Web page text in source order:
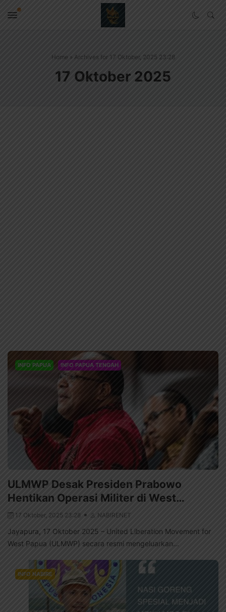
Home » Archives for 17 Oktober, 2025 23:28
17 Oktober 2025
INFO PAPUA INFO PAPUA TENGAH
ULMWP Desak Presiden Prabowo
Hentikan Operasi Militer di West…
17 Oktober, 2025 23:28 NABIRENET
Jayapura, 17 Oktober 2025 – United Liberation Movement for
West Papua (ULMWP) secara resmi mengeluarkan...
INFO NABIRE